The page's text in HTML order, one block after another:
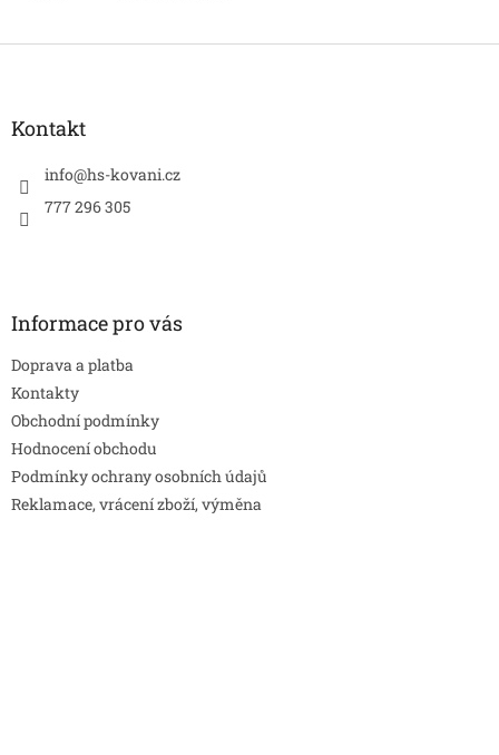
Kontakt
info@hs-kovani.cz
777 296 305
Informace pro vás
Doprava a platba
Kontakty
Obchodní podmínky
Hodnocení obchodu
Podmínky ochrany osobních údajů
Reklamace, vrácení zboží, výměna